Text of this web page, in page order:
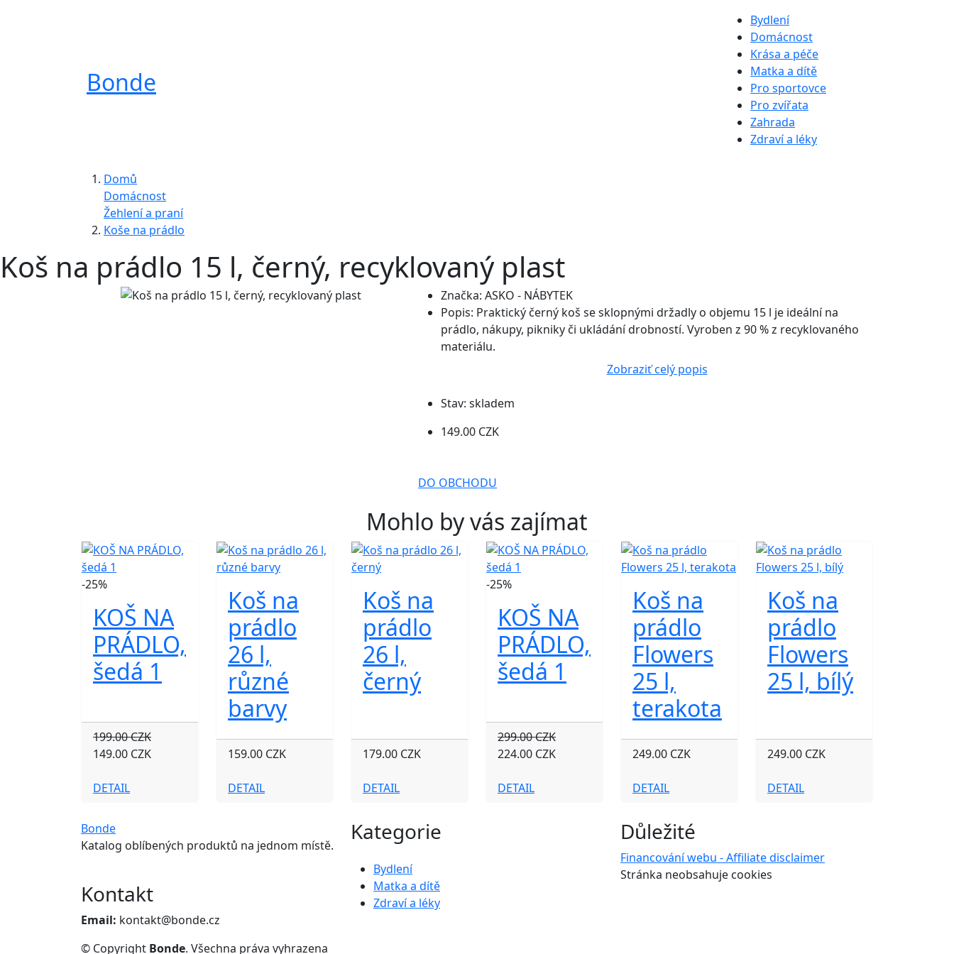
Bonde
Bydlení
Domácnost
Krása a péče
Matka a dítě
Pro sportovce
Pro zvířata
Zahrada
Zdraví a léky
Domů
Domácnost
Žehlení a praní
Koše na prádlo
Koš na prádlo 15 l, černý, recyklovaný plast
Značka: ASKO - NÁBYTEK
Popis: Praktický černý koš se sklopnými držadly o objemu 15 l je ideální na
prádlo, nákupy, pikniky či ukládání drobností. Vyroben z 90 % z recyklovaného
materiálu.
Zobraziť celý popis
Stav: skladem
149.00 CZK
DO OBCHODU
Mohlo by vás zajímat
-25%
KOŠ NA
PRÁDLO,
šedá 1
199.00 CZK
149.00 CZK
DETAIL
Koš na
prádlo
26 l,
různé
barvy
159.00 CZK
DETAIL
Koš na
prádlo
26 l,
černý
179.00 CZK
DETAIL
-25%
KOŠ NA
PRÁDLO,
šedá 1
299.00 CZK
224.00 CZK
DETAIL
Koš na
prádlo
Flowers
25 l,
terakota
249.00 CZK
DETAIL
Koš na
prádlo
Flowers
25 l, bílý
249.00 CZK
DETAIL
Bonde
Katalog oblíbených produktů na jednom místě.
Kontakt
Email: kontakt@bonde.cz
Kategorie
Bydlení
Matka a dítě
Zdraví a léky
Důležité
Financování webu - Affiliate disclaimer
Stránka neobsahuje cookies
© Copyright Bonde. Všechna práva vyhrazena